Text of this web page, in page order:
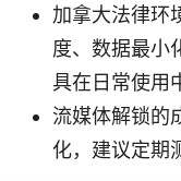
加拿大法律环
度、数据最小
具在日常使用
流媒体解锁的
化，建议定期